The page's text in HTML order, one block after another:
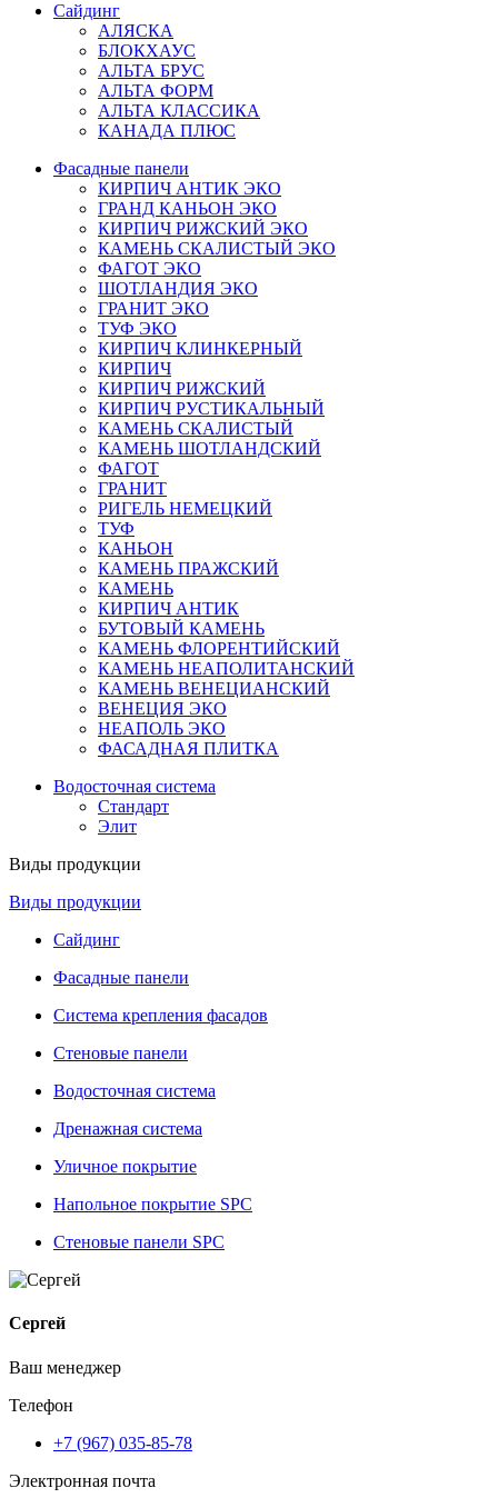
Сайдинг
АЛЯСКА
БЛОКХАУС
АЛЬТА БРУС
АЛЬТА ФОРМ
АЛЬТА КЛАССИКА
КАНАДА ПЛЮС
Фасадные панели
КИРПИЧ АНТИК ЭКО
ГРАНД КАНЬОН ЭКО
КИРПИЧ РИЖСКИЙ ЭКО
КАМЕНЬ СКАЛИСТЫЙ ЭКО
ФАГОТ ЭКО
ШОТЛАНДИЯ ЭКО
ГРАНИТ ЭКО
ТУФ ЭКО
КИРПИЧ КЛИНКЕРНЫЙ
КИРПИЧ
КИРПИЧ РИЖСКИЙ
КИРПИЧ РУСТИКАЛЬНЫЙ
КАМЕНЬ СКАЛИСТЫЙ
КАМЕНЬ ШОТЛАНДСКИЙ
ФАГОТ
ГРАНИТ
РИГЕЛЬ НЕМЕЦКИЙ
ТУФ
КАНЬОН
КАМЕНЬ ПРАЖСКИЙ
КАМЕНЬ
КИРПИЧ АНТИК
БУТОВЫЙ КАМЕНЬ
КАМЕНЬ ФЛОРЕНТИЙСКИЙ
КАМЕНЬ НЕАПОЛИТАНСКИЙ
КАМЕНЬ ВЕНЕЦИАНСКИЙ
ВЕНЕЦИЯ ЭКО
НЕАПОЛЬ ЭКО
ФАСАДНАЯ ПЛИТКА
Водосточная система
Стандарт
Элит
Виды продукции
Виды продукции
Сайдинг
Фасадные панели
Система крепления фасадов
Стеновые панели
Водосточная система
Дренажная система
Уличное покрытие
Напольное покрытие SPC
Стеновые панели SPC
Сергей
Ваш менеджер
Телефон
+7 (967) 035-85-78
Электронная почта